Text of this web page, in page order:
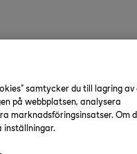
samtycker du till lagring av
på webbplatsen, analysera
marknadsföringsinsatser. Om
inställningar.